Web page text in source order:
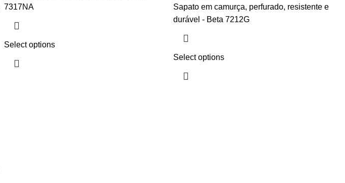
7317NA
Select options
Sapato em camurça, perfurado, resistente e
durável - Beta 7212G
Select options